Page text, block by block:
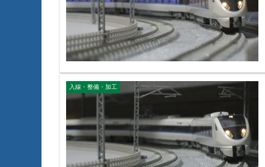
入線・整備・加工